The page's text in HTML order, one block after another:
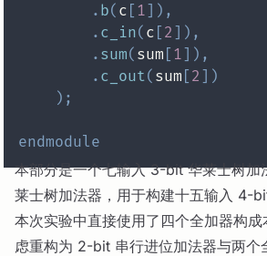
. b( c [ 1] ) ,
. c_in( c [ 2 ] ) ,
. sum( sum [ 1] ) ,
. c_out( sum [ 2 ] )
) ;
endmodule
本部分是一个七输入 3-bit 华莱士树加
莱士树加法器，用于构建十五输入 4-
本次实验中直接使用了四个全加器构
虑重构为 2-bit 串行进位加法器与两个